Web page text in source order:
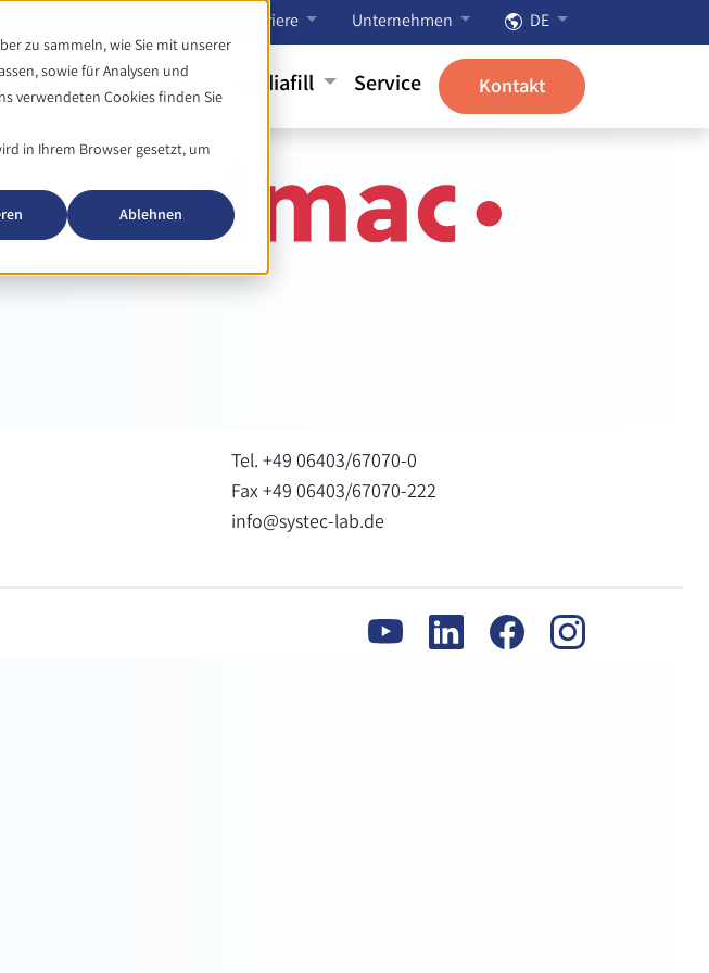
zu sammeln, wie Sie mit unserer
sowie für Analysen und
verwendeten Cookies finden Sie
in Ihrem Browser gesetzt, um
Ablehnen
Karriere Unternehmen DE
Mediaprep Mediafill Service Kontakt
Tel. +49 06403/67070-0
Fax +49 06403/67070-222
info@systec-lab.de